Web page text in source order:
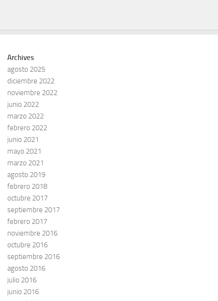
Archives
agosto 2025
diciembre 2022
noviembre 2022
junio 2022
marzo 2022
febrero 2022
junio 2021
mayo 2021
marzo 2021
agosto 2019
febrero 2018
octubre 2017
septiembre 2017
febrero 2017
noviembre 2016
octubre 2016
septiembre 2016
agosto 2016
julio 2016
junio 2016